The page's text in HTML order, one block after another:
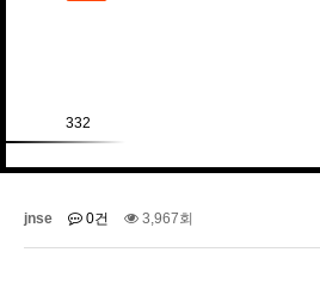
332
jnse 0건 3,967회